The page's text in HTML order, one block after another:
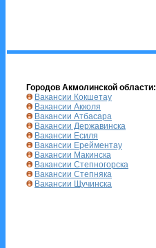
Городов Акмолинской области:
Вакансии Кокшетау
Вакансии Акколя
Вакансии Атбасара
Вакансии Державинска
Вакансии Есиля
Вакансии Ерейментау
Вакансии Макинска
Вакансии Степногорска
Вакансии Степняка
Вакансии Щучинска